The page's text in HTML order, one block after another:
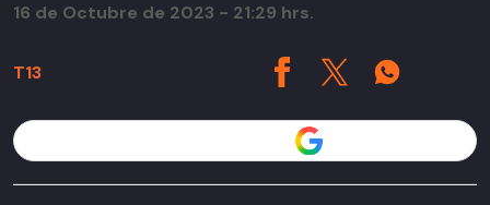
T13
16 de Octubre de 2023 - 21:29 hrs.